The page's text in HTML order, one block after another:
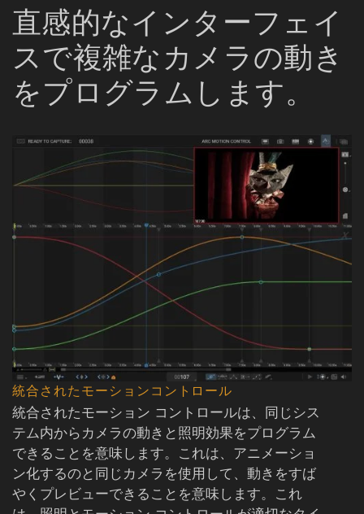
直感的なインターフェイ
スで複雑なカメラの動き
をプログラムします。
統合されたモーションコントロール
統合されたモーション コントロールは、同じシス
テム内からカメラの動きと照明効果をプログラム
できることを意味します。これは、アニメーショ
ン化するのと同じカメラを使用して、動きをすば
やくプレビューできることを意味します。これ